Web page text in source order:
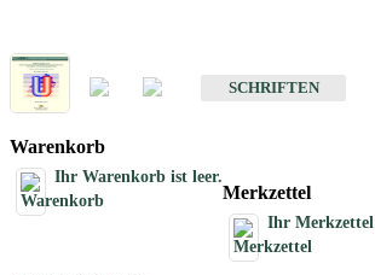
SCHRIFTEN
Warenkorb
Ihr Warenkorb ist leer.
Merkzettel
Ihr